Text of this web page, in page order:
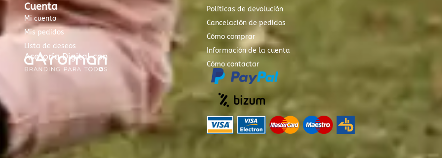
Cuenta
Mi cuenta
Mis pedidos
Lista de deseos
Asesoría Digital con
Políticas de devolución
Cancelación de pedidos
Cómo comprar
Información de la cuenta
Cómo contactar